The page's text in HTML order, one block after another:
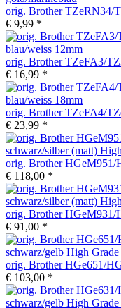
orig. Brother TZeRN34/
€ 9,99 *
orig. Brother TZeFA3/
€ 16,99 *
orig. Brother TZeFA4/
€ 23,99 *
orig. Brother HGeM951/
€ 118,00 *
orig. Brother HGeM931/
€ 91,00 *
orig. Brother HGe651/
€ 103,00 *